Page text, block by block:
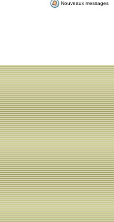
Nouveaux messages